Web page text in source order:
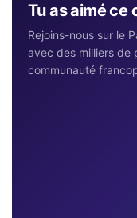
Tu as aimé ce
Rejoins-nous sur le
avec des milliers de
communauté